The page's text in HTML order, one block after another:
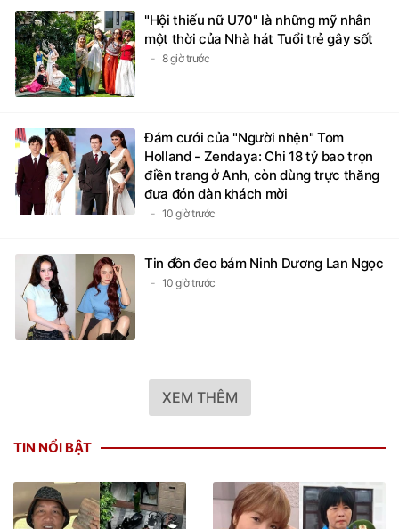
"Hội thiếu nữ U70" là những mỹ nhân
một thời của Nhà hát Tuổi trẻ gây sốt
8 giờ trước
Đám cưới của "Người nhện" Tom
Holland - Zendaya: Chi 18 tỷ bao trọn
điền trang ở Anh, còn dùng trực thăng
đưa đón dàn khách mời
10 giờ trước
Tin đồn đeo bám Ninh Dương Lan Ngọc
10 giờ trước
XEM THÊM
TIN NỔI BẬT